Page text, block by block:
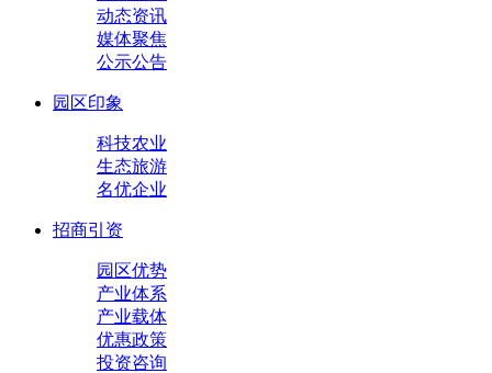
动态资讯
媒体聚焦
公示公告
园区印象
科技农业
生态旅游
名优企业
招商引资
园区优势
产业体系
产业载体
优惠政策
投资咨询